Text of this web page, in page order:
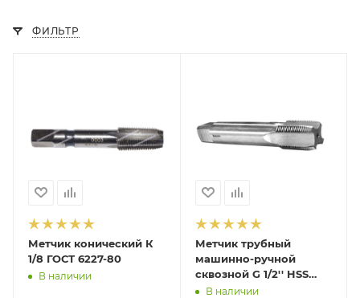
ФИЛЬТР
Метчик конический К
1/8 ГОСТ 6227-80
В наличии
Метчик трубный
машинно-ручной
сквозной G 1/2'' HSS
исп2 ГОСТ 3266-81
В наличии